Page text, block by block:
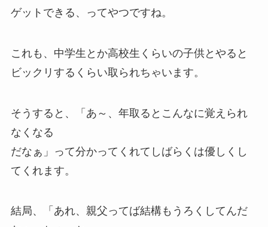
ゲットできる、ってやつですね。
これも、中学生とか高校生くらいの子供とやると
ビックリするくらい取られちゃいます。
そうすると、「あ～、年取るとこんなに覚えられ
なくなる
だなぁ」って分かってくれてしばらくは優しくし
てくれます。
結局、「あれ、親父ってば結構もうろくしてんだ